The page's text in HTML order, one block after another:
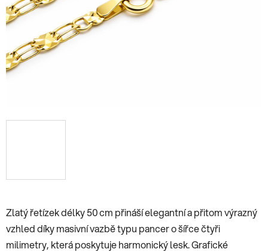
Zlatý řetízek délky 50 cm přináší elegantní a přitom výrazný
vzhled díky masivní vazbě typu pancer o šířce čtyři
milimetry, která poskytuje harmonický lesk. Grafické